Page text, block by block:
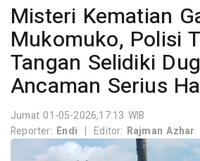
Misteri Kematian
Mukomuko, Polisi
Tangan Selidiki
Ancaman Serius
Jumat 01-05-2026,17:13 WIB
Reporter: Endi | Editor: Rajman Azhar